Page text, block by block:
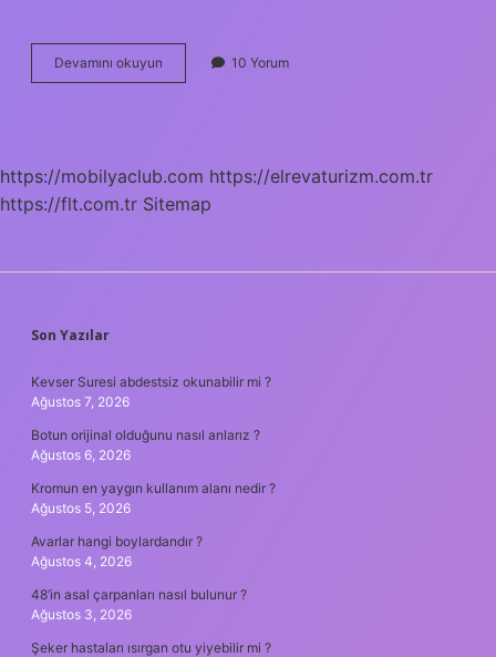
Devamını okuyun Insanların
Farklı
Nedir
10 Yorum
https://mobilyaclub.com https://elrevaturizm.com.tr
https://flt.com.tr Sitemap
SIDEBAR
Son Yazılar
Kevser Suresi abdestsiz okunabilir mi ?
Ağustos 7, 2026
Botun orijinal olduğunu nasıl anlarız ?
Ağustos 6, 2026
Kromun en yaygın kullanım alanı nedir ?
Ağustos 5, 2026
Avarlar hangi boylardandır ?
Ağustos 4, 2026
48’in asal çarpanları nasıl bulunur ?
Ağustos 3, 2026
Şeker hastaları ısırgan otu yiyebilir mi ?